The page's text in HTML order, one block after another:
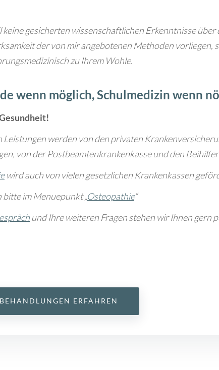
keine gesicherten wissenschaftlichen Erkenntnisse über
der von mir angebotenen Methoden vorliegen,
zu Ihrem Wohle.
wenn möglich, Schulmedizin wenn
Leistungen werden von den privaten
von der Postbeamtenkrankenkasse und den
wird auch von vielen gesetzlichen Krankenkassen
bitte im Menuepunkt „Osteopathie“
und Ihre weiteren Fragen stehen wir Ihnen gern
ERFAHREN